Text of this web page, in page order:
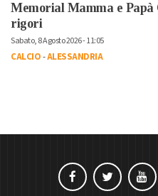
Memorial Mamma e
rigori
Sabato, 8 Agosto 2026 - 11:05
CALCIO-ALESSANDRIA